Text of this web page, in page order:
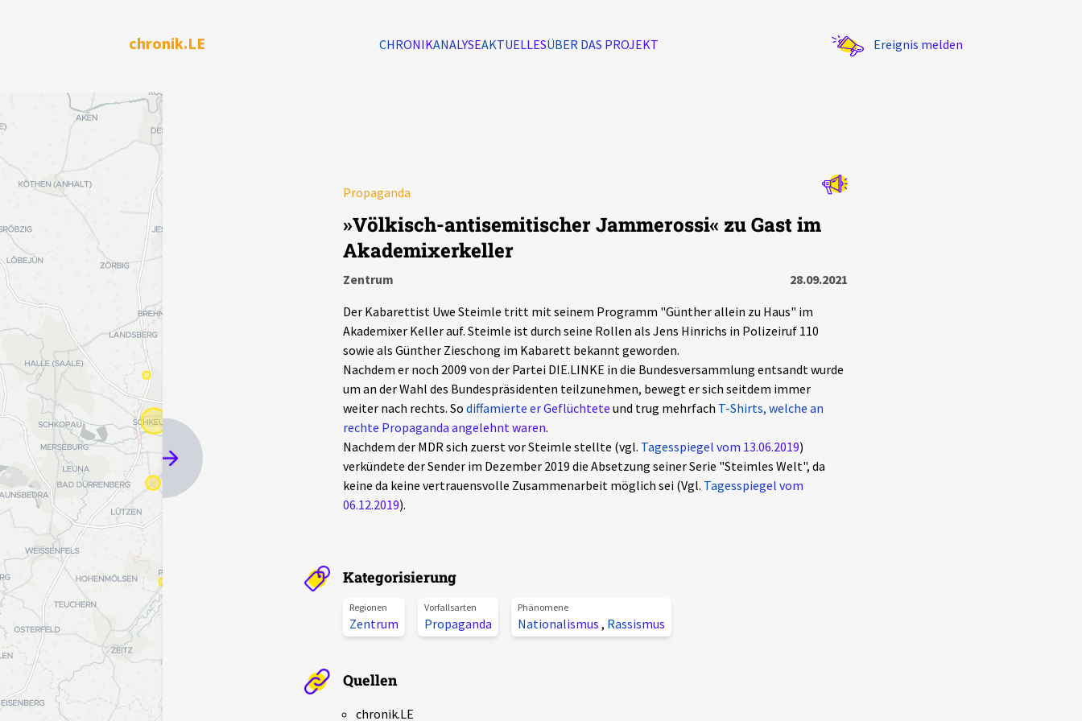
chronik.LE CHRONIKANALYSEAKTUELLESÜBER DAS PROJEKT Ereignis melden
Propaganda
»Völkisch-antisemitischer Jammerossi« zu Gast im
Akademixerkeller
Zentrum
28.09.2021
Der Kabarettist Uwe Steimle tritt mit seinem Programm "Günther allein zu Haus" im
Akademixer Keller auf. Steimle ist durch seine Rollen als Jens Hinrichs in Polizeiruf 110
sowie als Günther Zieschong im Kabarett bekannt geworden.
Nachdem er noch 2009 von der Partei DIE.LINKE in die Bundesversammlung entsandt wurde
um an der Wahl des Bundespräsidenten teilzunehmen, bewegt er sich seitdem immer
weiter nach rechts. So diffamierte er Geflüchtete und trug mehrfach T-Shirts, welche an
rechte Propaganda angelehnt waren.
Nachdem der MDR sich zuerst vor Steimle stellte (vgl. Tagesspiegel vom 13.06.2019)
verkündete der Sender im Dezember 2019 die Absetzung seiner Serie "Steimles Welt", da
keine da keine vertrauensvolle Zusammenarbeit möglich sei (Vgl. Tagesspiegel vom
06.12.2019).
Kategorisierung
Regionen
Zentrum
Vorfallsarten
Propaganda
Phänomene
Nationalismus , Rassismus
Quellen
chronik.LE